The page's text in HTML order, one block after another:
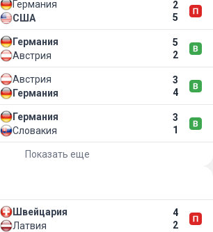
Германия
2
5
США
Германия
5
2
Австрия
Австрия
3
4
Германия
Германия
3
1
Словакия
Показать еще
Швейцария
4
2
Латвия